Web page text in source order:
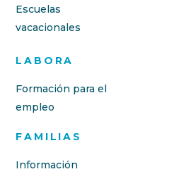
Escuelas
vacacionales
LABORA
Formación para el
empleo
FAMILIAS
Información